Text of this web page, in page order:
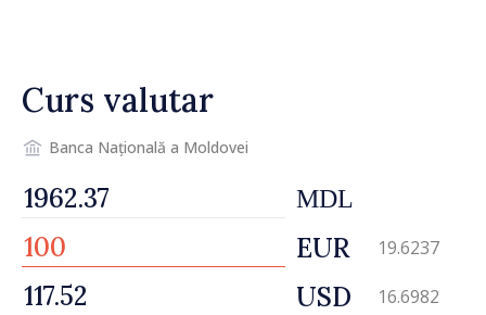
Curs valutar
Banca Națională a Moldovei
MDL
EUR 19.6237
USD 16.6982